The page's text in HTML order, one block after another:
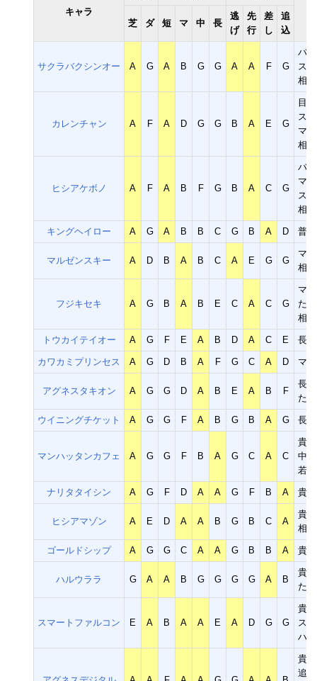
キャラ
芝 ダ 短 マ 中 長
逃
げ
先
行
差
し
追
込
サクラバクシンオー A G A B G G A A F G
バ
ス
相
カレンチャン A F A D G G B A E G
目
ス
マ
相
ヒシアケボノ A F A B F G B A C G
バ
マ
ス
相
キングヘイロー A G A B B C G B A D 普
マルゼンスキー A D B A B C A E G G
マ
相
フジキセキ A G B A B E C A C G
マ
た
相
トウカイテイオー A G F E A B D A C E 長
カワカミプリンセス A G D B A F G C A D マ
アグネスタキオン A G G D A B E A B F
長
た
ウイニングチケット A G G F A B G B A G 長
マンハッタンカフェ A G G F B A G C A C
貴
中
若
ナリタタイシン A G F D A A G F B A 貴
ヒシアマゾン A E D A A B G B C A
貴
相
ゴールドシップ A G G C A A G B B A 貴
ハルウララ G A A B G G G G A B
貴
た
スマートファルコン E A B A A E A D G G
貴
ス
ハ
貴
追